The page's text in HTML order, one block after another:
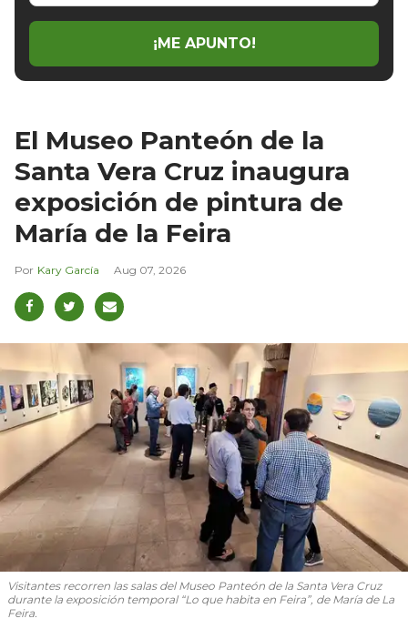
email
¡ME APUNTO!
El Museo Panteón de la
Santa Vera Cruz inaugura
exposición de pintura de
María de la Feira
Kary García Aug 07, 2026
Visitantes recorren las salas del Museo Panteón de la Santa Vera Cruz
durante la exposición temporal “Lo que habita en Feira”, de María de La
Feira.